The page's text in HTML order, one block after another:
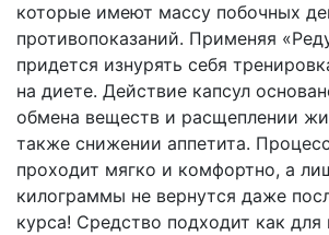
которые имеют массу побочных
противопоказаний. Применяя
придется изнурять себя
на диете. Действие капсул
обмена веществ и расщеплении
также снижении аппетита.
проходит мягко и комфортно, а
килограммы не вернутся даже
курса! Средство подходит как для